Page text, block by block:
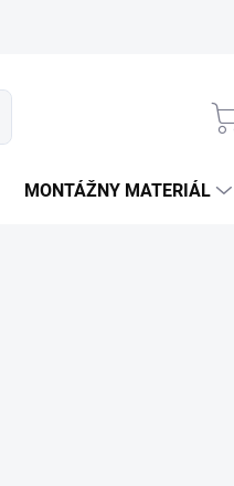
MONTÁŽNY MATERIÁL